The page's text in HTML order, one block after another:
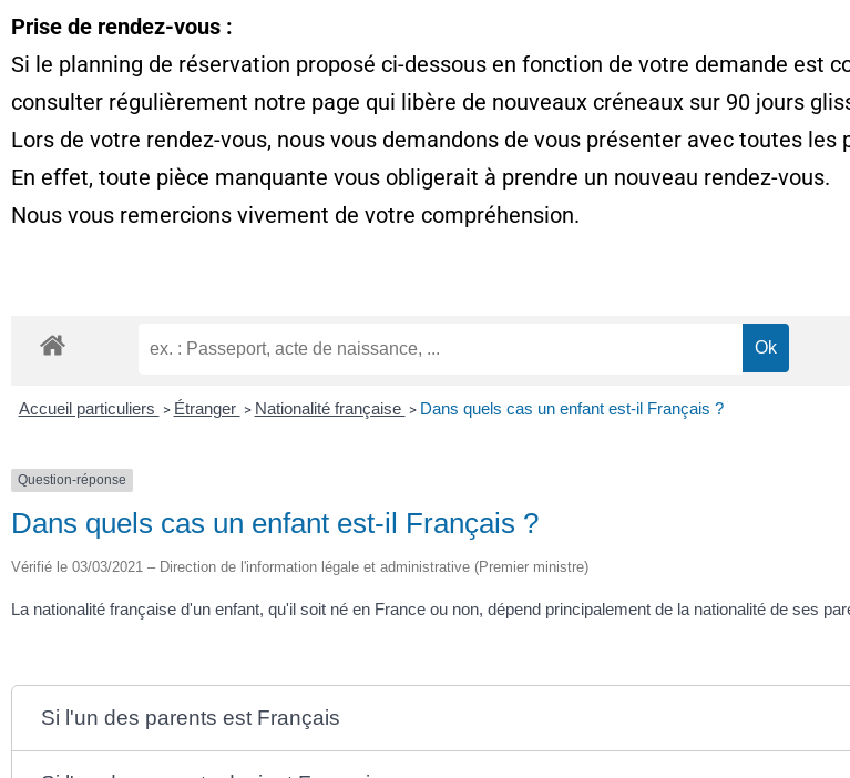
Prise de rendez-vous :
Si le planning de réservation proposé ci-dessous en fonction de votre demande est
consulter régulièrement notre page qui libère de nouveaux créneaux sur 90 jours
Lors de votre rendez-vous, nous vous demandons de vous présenter avec toutes
En effet, toute pièce manquante vous obligerait à prendre un nouveau rendez-vous.
Nous vous remercions vivement de votre compréhension.
Accueil particuliers > Étranger > Nationalité française > Dans quels cas un enfant est-il Français ?
Question-réponse
Dans quels cas un enfant est-il Français ?
Vérifié le 03/03/2021 – Direction de l'information légale et administrative (Premier ministre)
La nationalité française d'un enfant, qu'il soit né en France ou non, dépend principalement de la nationalité de ses
Si l'un des parents est Français